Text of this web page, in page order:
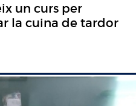
un curs per
la cuina de tardor